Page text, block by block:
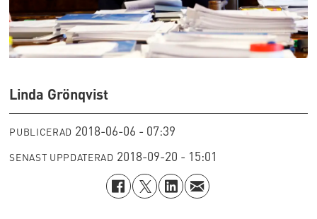
Linda Grönqvist
PUBLICERAD 2018-06-06 - 07:39
SENAST UPPDATERAD 2018-09-20 - 15:01